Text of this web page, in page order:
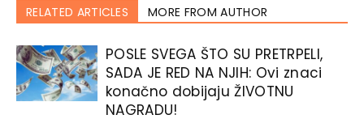
RELATED ARTICLES MORE FROM AUTHOR
POSLE SVEGA ŠTO SU PRETRPELI,
SADA JE RED NA NJIH: Ovi znaci
konačno dobijaju ŽIVOTNU
NAGRADU!